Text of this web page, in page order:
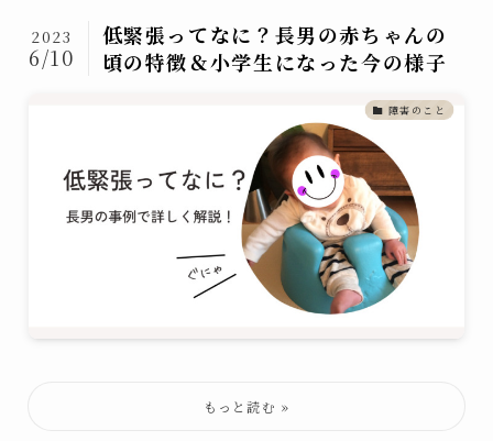
低緊張ってなに？長男の赤ちゃんの
頃の特徴＆小学生になった今の様子
2023
6/10
障害のこと